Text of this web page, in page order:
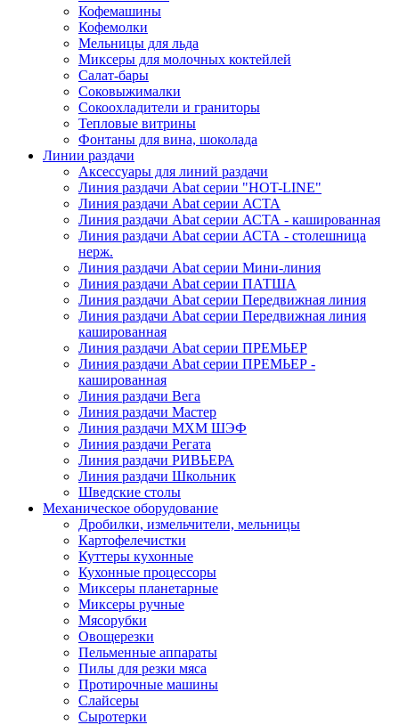
Кофемашины
Кофемолки
Мельницы для льда
Миксеры для молочных коктейлей
Салат-бары
Соковыжималки
Сокоохладители и граниторы
Тепловые витрины
Фонтаны для вина, шоколада
Линии раздачи
Аксессуары для линий раздачи
Линия раздачи Abat серии "HOT-LINE"
Линия раздачи Abat серии АСТА
Линия раздачи Abat серии АСТА - кашированная
Линия раздачи Abat серии АСТА - столешница
нерж.
Линия раздачи Abat серии Мини-линия
Линия раздачи Abat серии ПАТША
Линия раздачи Abat серии Передвижная линия
Линия раздачи Abat серии Передвижная линия
кашированная
Линия раздачи Abat серии ПРЕМЬЕР
Линия раздачи Abat серии ПРЕМЬЕР -
кашированная
Линия раздачи Вега
Линия раздачи Мастер
Линия раздачи МХМ ШЭФ
Линия раздачи Регата
Линия раздачи РИВЬЕРА
Линия раздачи Школьник
Шведские столы
Механическое оборудование
Дробилки, измельчители, мельницы
Картофелечистки
Куттеры кухонные
Кухонные процессоры
Миксеры планетарные
Миксеры ручные
Мясорубки
Овощерезки
Пельменные аппараты
Пилы для резки мяса
Протирочные машины
Слайсеры
Сыротерки